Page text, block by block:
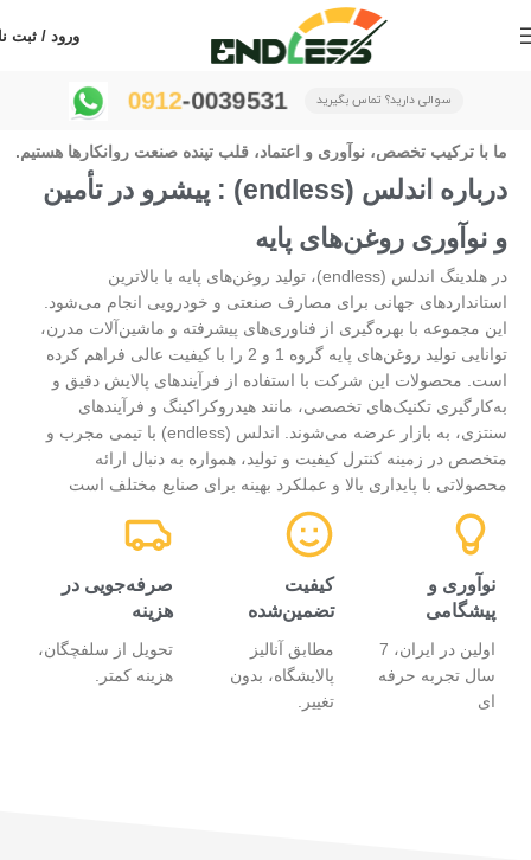
ورود / ثبت
سوالی دارید؟ تماس بگیرید 0912-0039531
ما با ترکیب تخصص، نو ور ی و عتماد، قلب تپنده صنعت ر و نکار ها هستیم.
درباره اندلس (endless) : پیشرو در تأمین
و نوآوری روغن‌های پایه
در هلدینگ اندلس (endless)، تولید روغن‌های پایه با بالاترین
استانداردهای جهانی برای مصارف صنعتی و خودرویی انجام می‌شود.
این مجموعه با بهره‌گیری از فناوری‌های پیشرفته و ماشین‌آلات مدرن،
توانایی تولید روغن‌های پایه گروه 1 و 2 را با کیفیت عالی فراهم کرده
است. محصولات این شرکت با استفاده از فرآیندهای پالایش دقیق و
به‌کارگیری تکنیک‌های تخصصی، مانند هیدروکراکینگ و فرآیندهای
سنتزی، به بازار عرضه می‌شوند. اندلس (endless) با تیمی مجرب و
متخصص در زمینه کنترل کیفیت و تولید، همواره به دنبال ارائه
محصولاتی با پایداری بالا و عملکرد بهینه برای صنایع مختلف است
نوآوری و
پیشگامی
اولین در ایران، 7
سال تجربه حرفه
ای
کیفیت
تضمین‌شده
مطابق آنالیز
پالایشگاه، بدون
تغییر.
صرفه‌جویی در
هزینه
تحویل از سلفچگان،
هزینه کمتر.